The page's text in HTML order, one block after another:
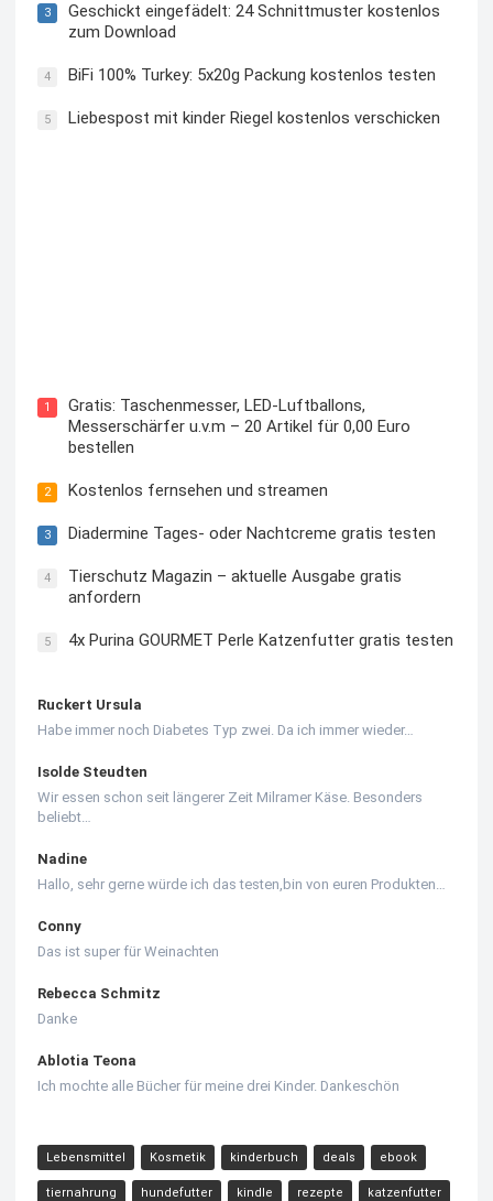
3
Geschickt eingefädelt: 24 Schnittmuster kostenlos
zum Download
4 BiFi 100% Turkey: 5x20g Packung kostenlos testen
5 Liebespost mit kinder Riegel kostenlos verschicken
1
Gratis: Taschenmesser, LED-Luftballons,
Messerschärfer u.v.m – 20 Artikel für 0,00 Euro
bestellen
2 Kostenlos fernsehen und streamen
3 Diadermine Tages- oder Nachtcreme gratis testen
4
Tierschutz Magazin – aktuelle Ausgabe gratis
anfordern
5 4x Purina GOURMET Perle Katzenfutter gratis testen
Ruckert Ursula
Habe immer noch Diabetes Typ zwei. Da ich immer wieder…
Isolde Steudten
Wir essen schon seit längerer Zeit Milramer Käse. Besonders
beliebt…
Nadine
Hallo, sehr gerne würde ich das testen,bin von euren Produkten…
Conny
Das ist super für Weinachten
Rebecca Schmitz
Danke
Ablotia Teona
Ich mochte alle Bücher für meine drei Kinder. Dankeschön
Lebensmittel Kosmetik kinderbuch deals ebook
tiernahrung hundefutter kindle rezepte katzenfutter